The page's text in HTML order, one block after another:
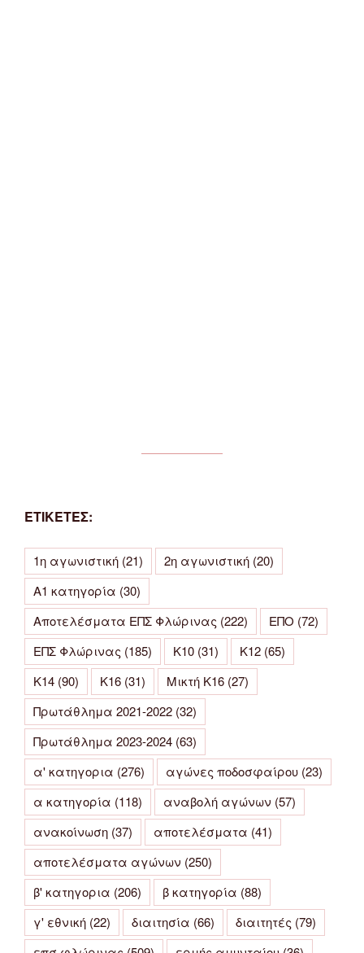
ΕΤΙΚΕΤΕΣ:
1η αγωνιστική (21) 2η αγωνιστική (20)
Α1 κατηγορία (30)
Αποτελέσματα ΕΠΣ Φλώρινας (222) ΕΠΟ (72)
ΕΠΣ Φλώρινας (185) Κ10 (31) Κ12 (65)
Κ14 (90) Κ16 (31) Μικτή Κ16 (27)
Πρωτάθλημα 2021-2022 (32)
Πρωτάθλημα 2023-2024 (63)
α' κατηγορια (276) αγώνες ποδοσφαίρου (23)
α κατηγορία (118) αναβολή αγώνων (57)
ανακοίνωση (37) αποτελέσματα (41)
αποτελέσματα αγώνων (250)
β' κατηγορια (206) β κατηγορία (88)
γ' εθνική (22) διαιτησία (66) διαιτητές (79)